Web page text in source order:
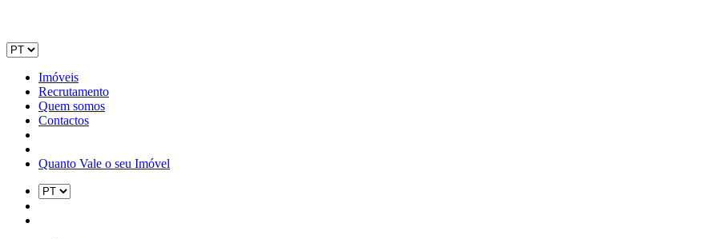
Imóveis
Recrutamento
Quem somos
Contactos
Quanto Vale o seu Imóvel